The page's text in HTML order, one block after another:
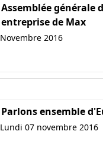
Assemblée générale
entreprise de Max
Novembre 2016
Parlons ensemble
Lundi 07 novembre 2016